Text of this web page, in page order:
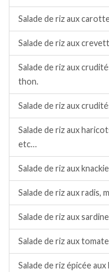
Salade de riz aux
Salade de riz aux
Salade de riz aux
thon.
Salade de riz aux
Salade de riz aux
etc…
Salade de riz aux
Salade de riz aux radis,
Salade de riz aux
Salade de riz aux
Salade de riz épicée